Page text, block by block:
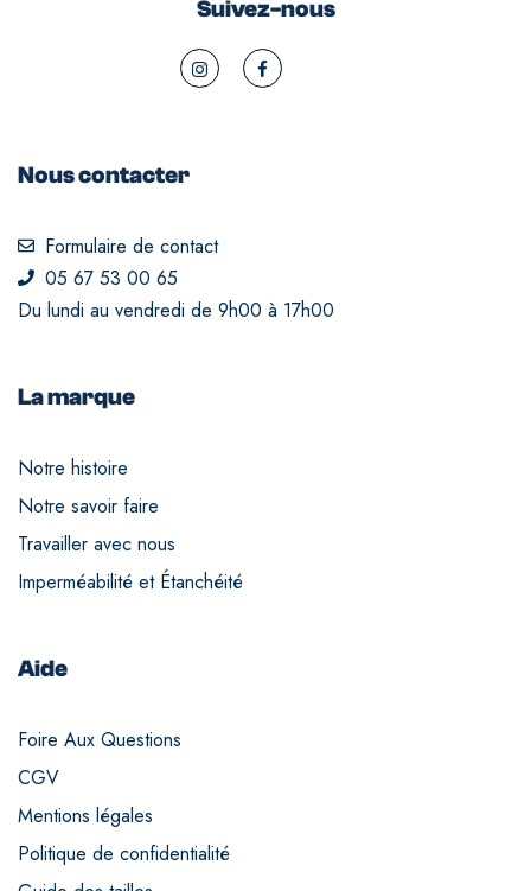
Suivez-nous
Nous contacter
Formulaire de contact
05 67 53 00 65
Du lundi au vendredi de 9h00 à 17h00
La marque
Notre histoire
Notre savoir faire
Travailler avec nous
Imperméabilité et Étanchéité
Aide
Foire Aux Questions
CGV
Mentions légales
Politique de confidentialité